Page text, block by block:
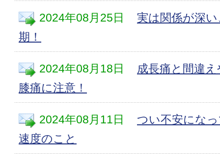
2024年08月25日
実は関係が深
期！
2024年08月18日
成長痛と間違
膝痛に注意！
2024年08月11日
つい不安にな
速度のこと